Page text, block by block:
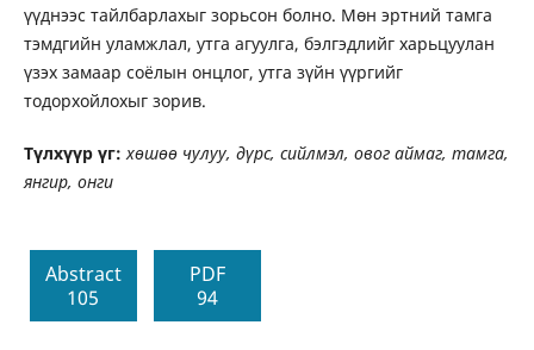
үүднээс тайлбарлахыг зорьсон болно. Мөн эртний тамга
тэмдгийн уламжлал, утга агуулга, бэлгэдлийг харьцуулан
үзэх замаар соёлын онцлог, утга зүйн үүргийг
тодорхойлохыг зорив.
Түлхүүр үг: хөшөө чулуу, дүрс, сийлмэл, овог аймаг, тамга,
янгир, онги
Abstract
105
PDF
94